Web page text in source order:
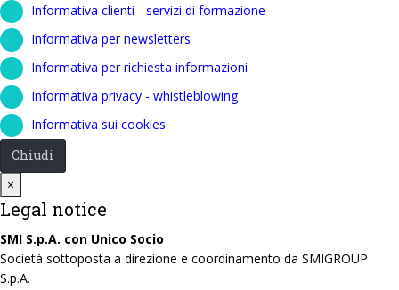
Informativa clienti - servizi di formazione
Informativa per newsletters
Informativa per richiesta informazioni
Informativa privacy - whistleblowing
Informativa sui cookies
Chiudi
×
Legal notice
SMI S.p.A. con Unico Socio
Società sottoposta a direzione e coordinamento da SMIGROUP
S.p.A.